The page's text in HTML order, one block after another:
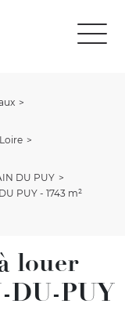
DU PUY
PUY - 1743 m²
louer
DU-PUY